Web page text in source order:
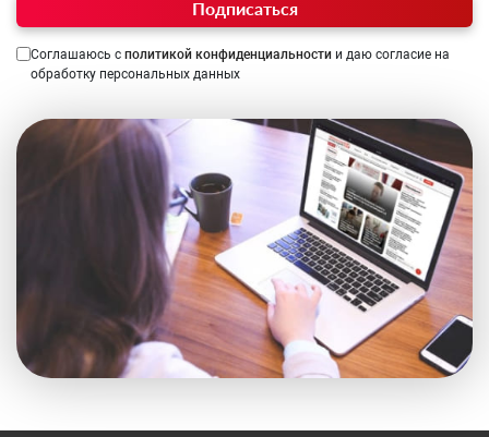
Подписаться
Соглашаюсь с политикой конфиденциальности и даю согласие на
обработку персональных данных